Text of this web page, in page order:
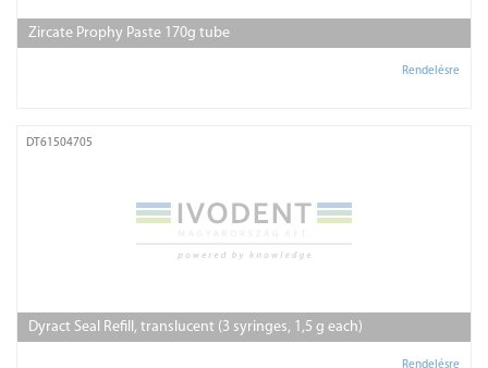
Zircate Prophy Paste 170g tube
Rendelésre
DT61504705
Dyract Seal Refill, translucent (3 syringes, 1,5 g each)
Rendelésre